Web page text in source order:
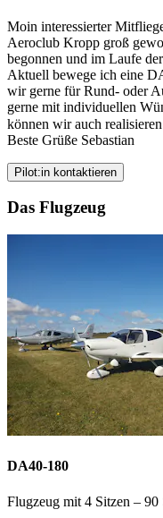
Moin interessierter
Aeroclub Kropp groß
begonnen und im Laufe
Aktuell bewege ich eine
wir gerne für Rund- oder
gerne mit individuellen
können wir auch
Beste Grüße Sebastian
Pilot:in kontaktieren
Das Flugzeug
DA40-180
Flugzeug mit 4 Sitzen –